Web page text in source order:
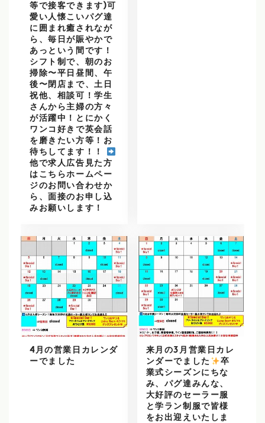
等で接客できます)可
愛い人懐こいパグ達
に囲まれ癒されなが
ら、毎日が賑やかで
あっという間です！
シフト制で、朝のお
掃除〜平日昼間、午
後〜閉店まで、土日
祝他、相談可！学生
さんから主婦の方々
が活躍中！とにかく
ワンコ好きで英会話
を磨きたい方等！お
待ちしてます！！
他で求人広告見た方
はこちらホームペー
ジのお問い合わせか
ら、面接のお申し込
みお願いします！
4月の営業日カレンダ
ーでました
来月の3月営業日カレ
ンダーでました
️卒
業式シーズンにちな
み、パグ達みんな、
大好評のセーラー服
と学ラン制服で皆様
をお出迎えいたしま